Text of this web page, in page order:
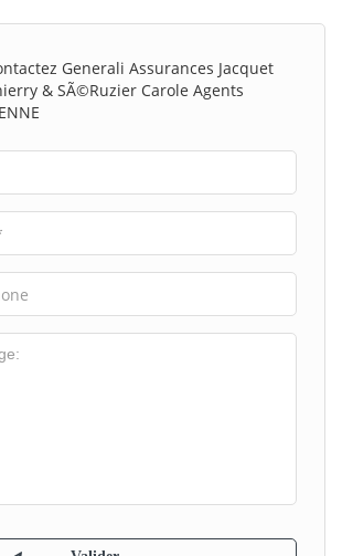
Generali Assurances Jacquet
& SÃ©ruzier Carole Agents